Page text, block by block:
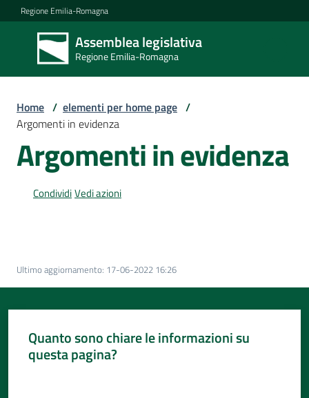
Vai al contenuto
Vai alla navigazione
Vai al footer
Regione Emilia-Romagna
Assemblea legislativa
Regione Emilia-Romagna
Assemblea
legislativa
Regione Emilia-
Assemblea
Attività
Per
media
Home / elementi per home page /
Argomenti in evidenza
Argomenti in evidenza
CondividiVedi azioni
Ultimo aggiornamento: 17-06-2022 16:26
Quanto sono chiare le informazioni su
questa pagina?